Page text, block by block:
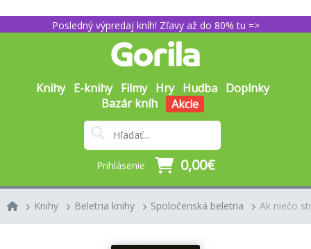
Posledný výpredaj kníh! Zľavy až do 80% tu =>
Knihy E-knihy Filmy Hry Hudba Doplnky
Bazár kníh
Akcie
Prihlásenie 0,00€
Knihy Beletria knihy Spoločenská beletria Ak niečo